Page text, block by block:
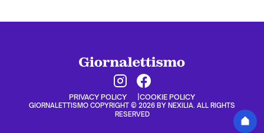
PRIVACY POLICY COOKIE POLICY
GIORNALETTISMO COPYRIGHT © 2026 BY NEXILIA. ALL RIGHTS
RESERVED